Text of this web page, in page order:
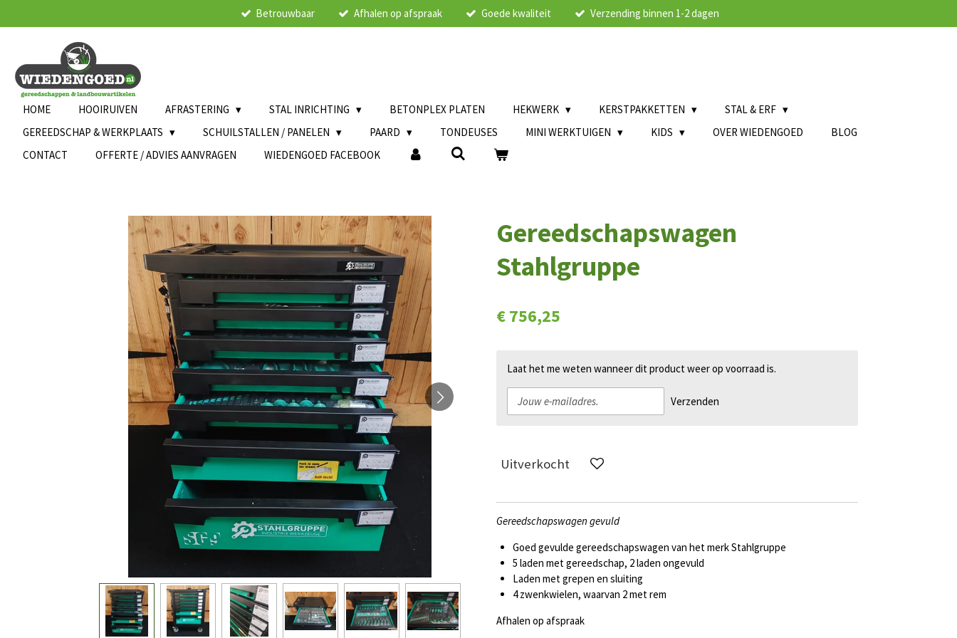
direct
hoofdinhoud
Betrouwbaar Afhalen op afspraak Goede kwaliteit Verzending binnen 1-2 dagen
HOME HOOIRUIVEN AFRASTERING STAL INRICHTING BETONPLEX PLATEN HEKWERK KERSTPAKKETTEN
STAL & ERF
GEREEDSCHAP & WERKPLAATS
SCHUILSTALLEN / PANELEN PAARD TONDEUSES MINI WERKTUIGEN KIDS OVER WIEDENGOED
BLOG
CONTACT
OFFERTE / ADVIES AANVRAGEN WIEDENGOED FACEBOOK
Gereedschapswagen
Stahlgruppe
€ 756,25
Laat het me weten wanneer dit product weer op voorraad is.
Verzenden
Uitverkocht
Gereedschapswagen gevuld
Goed gevulde gereedschapswagen van het merk Stahlgruppe
5 laden met gereedschap, 2 laden ongevuld
Laden met grepen en sluiting
4 zwenkwielen, waarvan 2 met rem
Afhalen op afspraak